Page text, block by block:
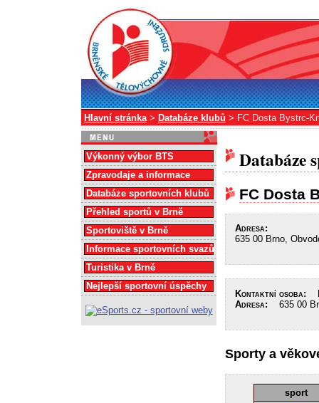
Hlavní stránka> Databáze klubů > FC Dosta Bystrc-
Databáze
FC Dosta
Adresa:
635 00 Brno,
Kontaktní osoba:
Adresa: 635 00
Sporty a
sport
Výkonný výbor BTS
Zpravodaje a informace
Databáze sportovních klubů
Přehled sportů v Brně
Sportoviště v Brně
Informace sportovních svazů
Turistika v Brně
Nejlepší sportovní úspěchy